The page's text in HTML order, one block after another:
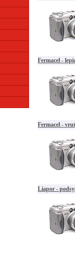
Fermacel -
Fermacel -
Liapor -